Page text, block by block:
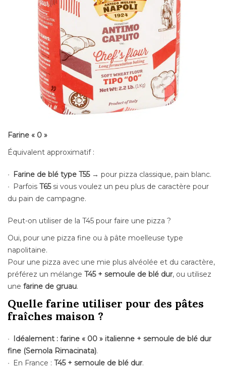
Farine « 0 »
Équivalent approximatif :
Farine de blé type T55→ pour pizza classique, pain blanc.
ParfoisT65si vous voulez un peu plus de caractère pour
du pain de campagne.
Peut-on utiliser de la T45 pour faire une pizza ?
Oui, pour une pizza fine ou à pâte moelleuse type
napolitaine.
Pour une pizza avec une mie plus alvéolée et du caractère,
préférez un mélange T45 + semoule de blé dur, ou utilisez
une farine de gruau.
Quelle farine utiliser pour des pâtes
fraîches maison ?
Idéalement : farine « 00 » italienne + semoule de blé dur
fine (Semola Rimacinata).
En France :T45 + semoule de blé dur.